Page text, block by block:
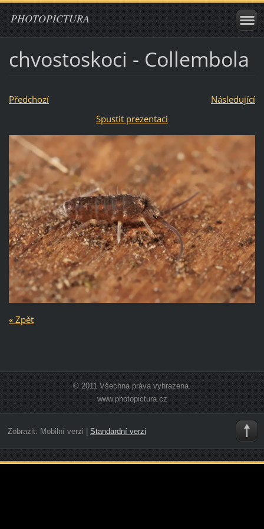
PHOTOPICTURA
chvostoskoci - Collembola
Předchozí
Následující
Spustit prezentaci
« Zpět
© 2011 Všechna práva vyhrazena.
www.photopictura.cz
Zobrazit: Mobilní verzi Standardní verzi